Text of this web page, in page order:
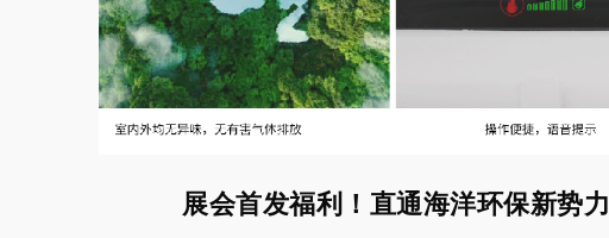
展会首发福利！直通海洋环保新势力